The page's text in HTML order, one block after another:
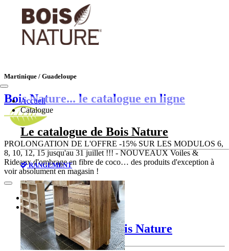
Martinique / Guadeloupe
Bois Nature... le catalogue en ligne
PROLONGATION DE L'OFFRE -15% SUR LES MODULOS 6,
8, 10, 12, 15 jusqu'au 31 juillet !!! - NOUVEAUX Voiles &
Rideaux d'ombrage en fibre de coco… des produits d'exception à
voir absolument en magasin !
Accueil
Catalogue
Le catalogue de Bois Nature
RANGEMENT
Accueil
Catalogue
Le catalogue de Bois Nature